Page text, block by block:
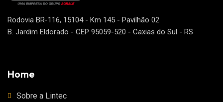
Rodovia BR-116, 15104 - Km 145 - Pavilhão 02
B. Jardim Eldorado - CEP 95059-520 - Caxias do Sul - RS
Home
Sobre a Lintec